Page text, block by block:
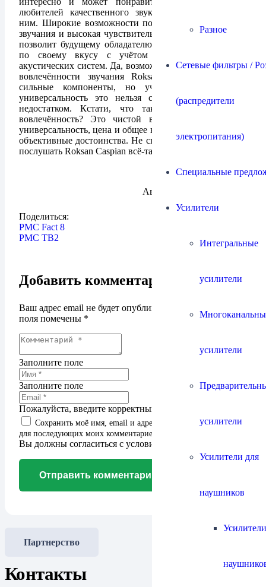
Разное
Сетевые фильтры /
(распредители
электропитания)
Специальные
Усилители
Интегральные
усилители
усилители
усилители
Усилители для
наушников
любителей качественного звука и экспериментов с
ним. Широкие возможности по изменению характера
звучания и высокая чувствительность к смене кабелей
позволит будущему обладателю настроить звук точно
по своему вкусу с учётом специфики звучания
акустических систем. Да, возможно в музыкальности и
вовлечённости звучания Roksan Caspian не самые
сильные компоненты, но учитывая их цену и
универсальность это нельзя считать существенным
недостатком. Кстати, что такое музыкальность и
вовлечённость? Это чистой воды субъективизм, а
универсальность, цена и общее качество звучания – это
объективные достоинства. Не спешите делать выводы,
послушать Roksan Caspian всё-таки стоит.
Автор:
Поделиться:
PMC Fact 8
PMC TB2
Добавить комментарий
Ваш адрес email не будет опубликован.
поля помечены *
Заполните поле
Заполните поле
Пожалуйста, введите корректный адрес email.
Сохранить моё имя, email и адрес сайта в этом браузере
для последующих моих комментариев.
Вы должны согласиться с условиями для продолжения
Отправить комментарий
Партнерство
Контакты